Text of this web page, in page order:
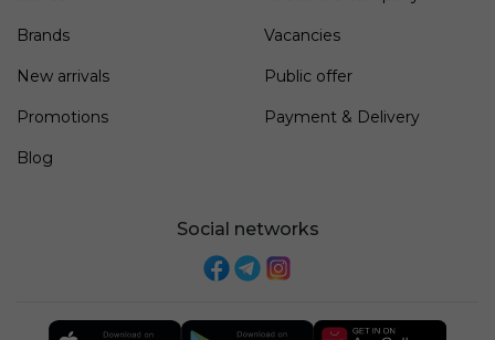
Brands
New arrivals
Promotions
Blog
Vacancies
Public offer
Payment & Delivery
Social networks